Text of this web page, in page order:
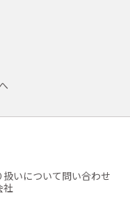
いについて問い合わせ
社